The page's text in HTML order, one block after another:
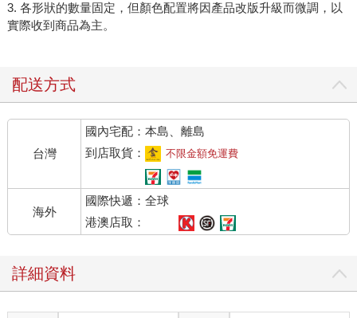
3. 各形狀的數量固定，但顏色配置將因產品改版升級而微調，以
實際收到商品為主。
配送方式
台灣
國內宅配：本島、離島
到店取貨：
不限金額免運費
海外
國際快遞：全球
港澳店取：
詳細資料